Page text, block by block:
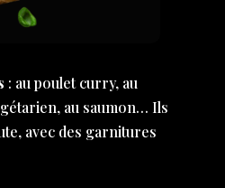
: au poulet curry, au
au saumon… Ils
avec des garnitures